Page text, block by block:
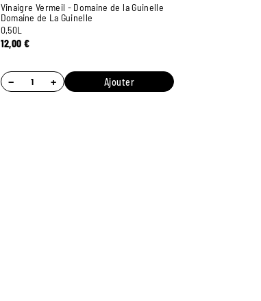
Vinaigre Vermeil - Domaine de la Guinelle
Domaine de La Guinelle
0,50L
12,00 €
− + Ajouter